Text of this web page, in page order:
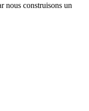
nous construisons un